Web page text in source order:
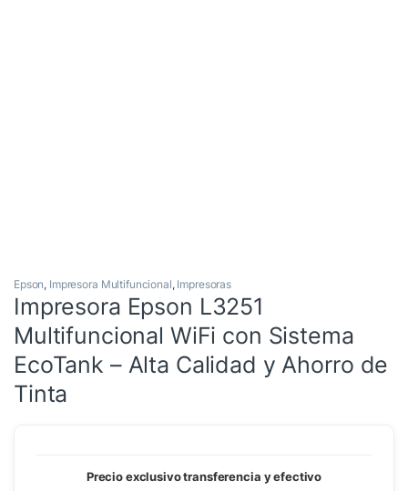
Epson, Impresora Multifuncional, Impresoras
Impresora Epson L3251
Multifuncional WiFi con Sistema
EcoTank – Alta Calidad y Ahorro de
Tinta
Precio exclusivo transferencia y efectivo